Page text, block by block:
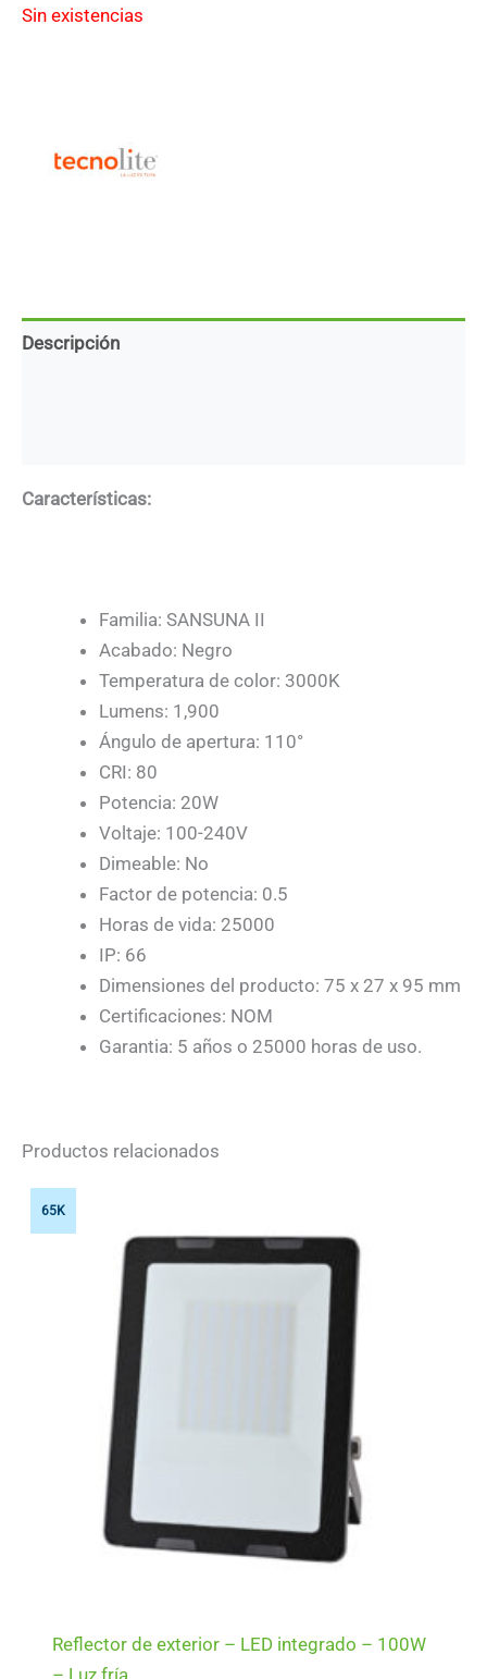
Sin existencias
Descripción
Características:
Familia: SANSUNA II
Acabado: Negro
Temperatura de color: 3000K
Lumens: 1,900
Ángulo de apertura: 110°
CRI: 80
Potencia: 20W
Voltaje: 100-240V
Dimeable: No
Factor de potencia: 0.5
Horas de vida: 25000
IP: 66
Dimensiones del producto: 75 x 27 x 95 mm
Certificaciones: NOM
Garantia: 5 años o 25000 horas de uso.
Productos relacionados
65K
Reflector de exterior – LED integrado – 100W